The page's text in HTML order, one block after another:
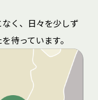
く、日々を少しず
待っています。